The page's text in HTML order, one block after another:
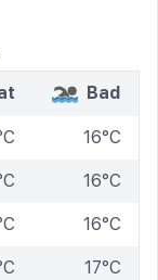
Bad
16°C
16°C
16°C
17°C